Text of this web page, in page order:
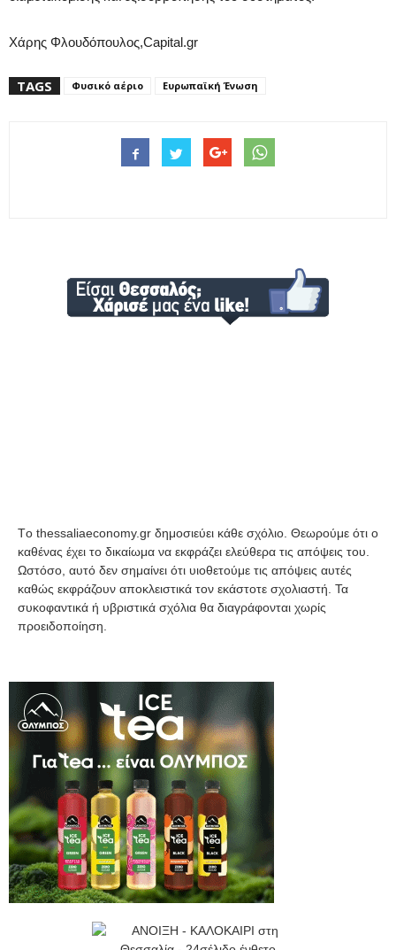
Χάρης Φλουδόπουλος,Capital.gr
TAGS Φυσικό αέριο Ευρωπαϊκή Ένωση
Tο thessaliaeconomy.gr δημοσιεύει κάθε σχόλιο. Θεωρούμε ότι ο
καθένας έχει το δικαίωμα να εκφράζει ελεύθερα τις απόψεις του.
Ωστόσο, αυτό δεν σημαίνει ότι υιοθετούμε τις απόψεις αυτές
καθώς εκφράζουν αποκλειστικά τον εκάστοτε σχολιαστή. Τα
συκοφαντικά ή υβριστικά σχόλια θα διαγράφονται χωρίς
προειδοποίηση.